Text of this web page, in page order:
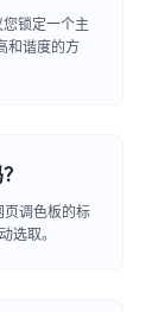
锁定一个主
和谐度的方
页调色板的标
选取。